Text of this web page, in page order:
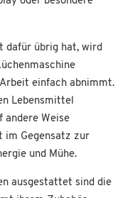
dafür übrig hat, wird
einfach abnimmt.
Lebensmittel
andere Weise
im Gegensatz zur
und Mühe.
ausgestattet sind die